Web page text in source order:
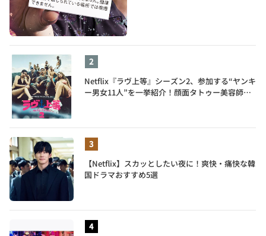
Netflix『ラヴ上等』シーズン2、参加する“ヤンキ
ー男女11人”を一挙紹介！顔面タトゥー美容師、
【Netflix】スカッとしたい夜に！爽快・痛快な韓
国ドラマおすすめ5選